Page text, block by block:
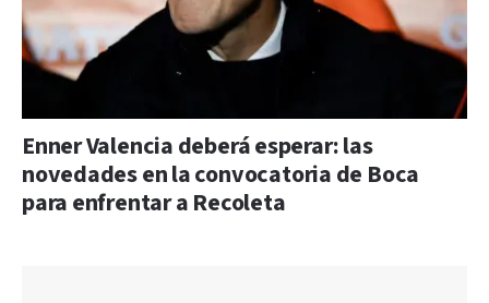
Enner Valencia deberá esperar: las
novedades en la convocatoria de Boca
para enfrentar a Recoleta